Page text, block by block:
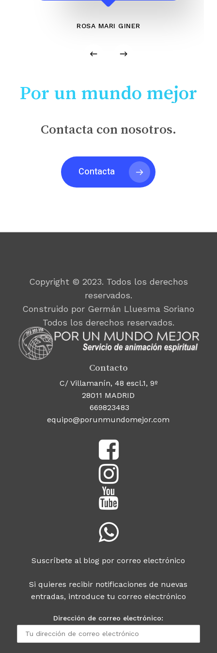
ROSA MARI GINER
Por un mundo mejor
Contacta con nosotros.
Contacta
Copyright © 2023. Todos los derechos
reservados.
Construido por Germán Lluesma Soriano
Todos los derechos reservados.
Contacto
C/ Villamanín, 48 escl.1, 9º
28011 MADRID
669823483
equipo@porunmundomejor.com
Suscríbete al blog por correo electrónico
Si quieres recibir notificaciones de nuevas
entradas, introduce tu correo electrónico
Dirección de correo electrónico: